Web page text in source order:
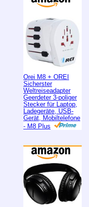
Orei M8 + OREI
Sicherster
Weltreiseadapter
Geerdeter 3-poliger
Stecker für Laptop,
Ladegeräte, USB-
Gerät, Mobiltelefone
- M8 Plus